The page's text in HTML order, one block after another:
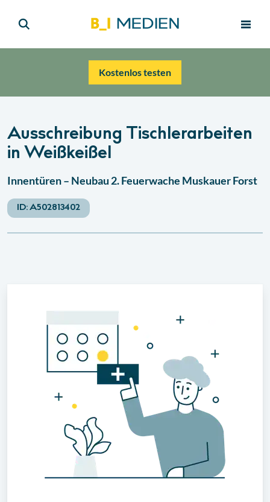
Kostenlos testen
Ausschreibung Tischlerarbeiten
in Weißkeißel
Innentüren – Neubau 2. Feuerwache Muskauer Forst
ID:A502813402